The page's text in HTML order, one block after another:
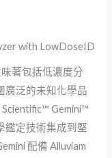
with LowDoseID
著包括低濃度分
廣泛的未知化學品
Gemini™
鑑定技術集成到堅
配備 Alluviam